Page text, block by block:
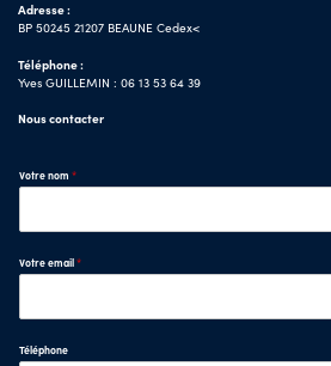
Adresse :
BP 50245 21207 BEAUNE Cedex<
Téléphone :
Yves GUILLEMIN : 06 13 53 64 39
Nous contacter
Votre nom *
Votre email*
Téléphone